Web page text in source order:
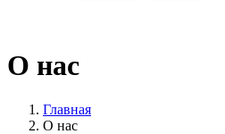
О нас
Главная
О нас